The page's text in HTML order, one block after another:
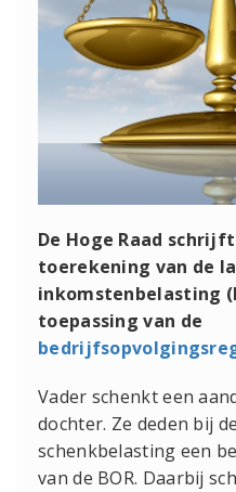
De Hoge Raad
toerekening van de
inkomstenbelasting
toepassing van de
Vader schenkt een
dochter. Ze deden bij
schenkbelasting een
van de BOR. Daarbij